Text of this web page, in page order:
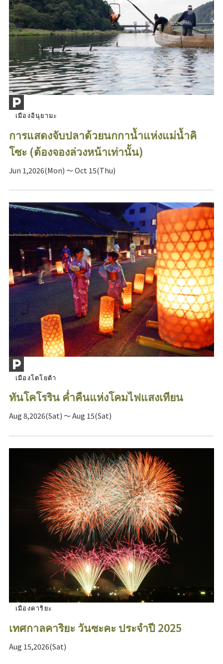
เมืองอินุยามะ
การแสดงจับปลาด้วยนกกาน้ำแห่งแม่น้ำคิ
โซะ (ต้องจองล่วงหน้าเท่านั้น)
Jun 1,2026(Mon) ～ Oct 15(Thu)
เมืองโตโยต้า
ทันโคโรริน ค่ำคืนแห่งโคมไฟแสงเทียน
Aug 8,2026(Sat) ～ Aug 15(Sat)
เมืองคาริยะ
เทศกาลคาริยะ วันซะคะ ประจำปี 2025
Aug 15,2026(Sat)